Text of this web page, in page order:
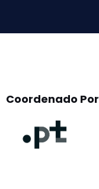
Coordenado Por